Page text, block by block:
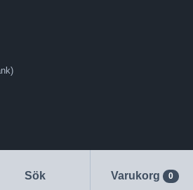
Sök Varukorg 0